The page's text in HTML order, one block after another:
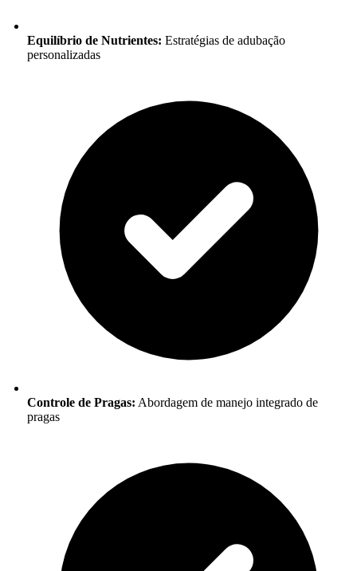
Equilíbrio de Nutrientes: Estratégias de adubação
personalizadas
Controle de Pragas: Abordagem de manejo integrado de
pragas